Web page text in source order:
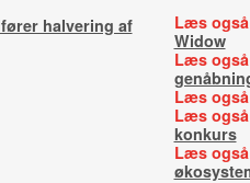
halvering af
Læs
Widow
Læs
Læs
Læs
konkurs
Læs